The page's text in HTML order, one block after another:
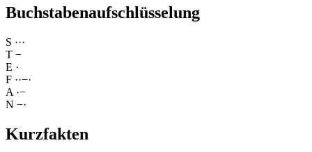
Buchstabenaufschlüsselung
S ···
T −
E ·
F ··−·
A ·−
N −·
Kurzfakten